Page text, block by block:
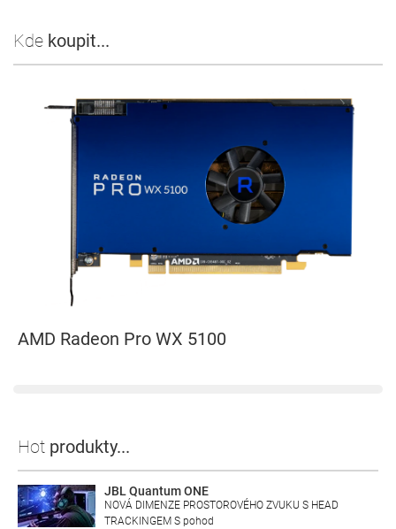
Kde koupit...
AMD Radeon Pro WX 5100
Hot produkty...
JBL Quantum ONE
NOVÁ DIMENZE PROSTOROVÉHO ZVUKU S HEAD
TRACKINGEM S pohod